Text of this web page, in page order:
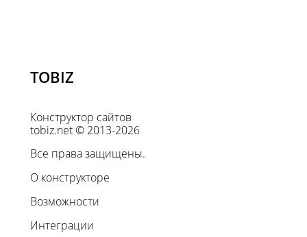
TOBIZ
Конструктор сайтов
tobiz.net © 2013-2026
Все права защищены.
О конструкторе
Возможности
Интеграции